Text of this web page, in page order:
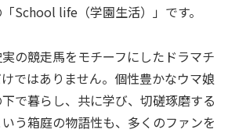
School life（学園生活）」です。
の競走馬をモチーフにしたドラマチ
ではありません。個性豊かなウマ娘
で暮らし、共に学び、切磋琢磨する
いう箱庭の物語性も、多くのファンを